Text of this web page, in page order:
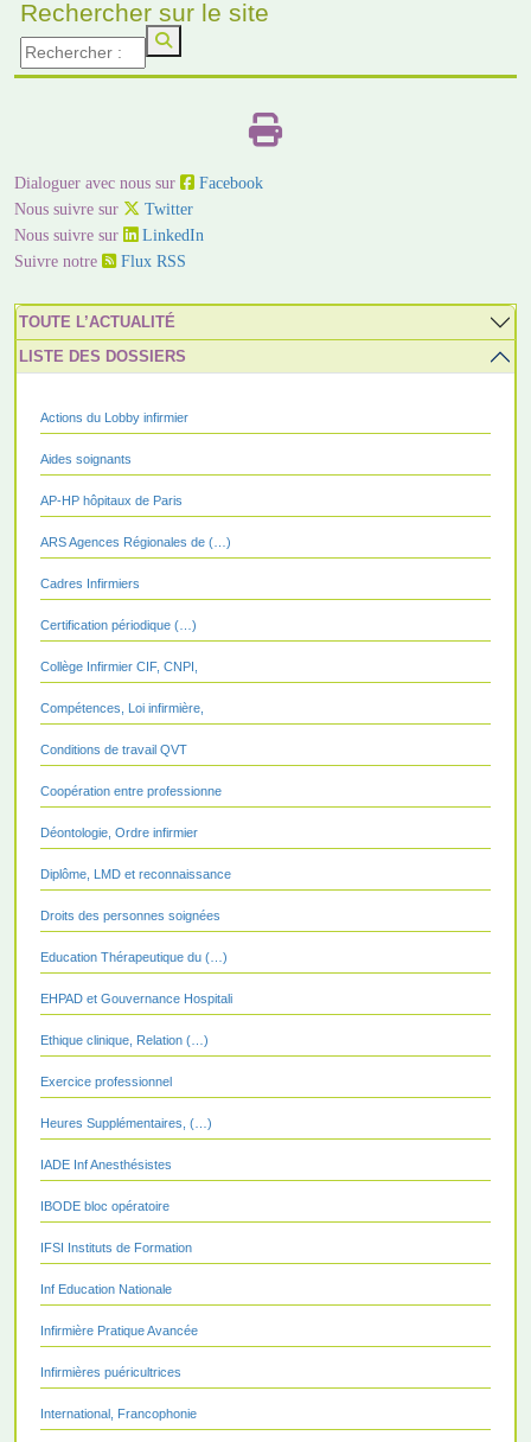
Rechercher sur le site
Dialoguer avec nous sur
Facebook
Nous suivre sur
Twitter
Nous suivre sur
LinkedIn
Suivre notre
Flux RSS
TOUTE L’ACTUALITÉ
LISTE DES DOSSIERS
Actions du Lobby infirmier
Aides soignants
AP-HP hôpitaux de Paris
ARS Agences Régionales de (…)
Cadres Infirmiers
Certification périodique (…)
Collège Infirmier CIF, CNPI,
Compétences, Loi infirmière,
Conditions de travail QVT
Coopération entre professionne
Déontologie, Ordre infirmier
Diplôme, LMD et reconnaissance
Droits des personnes soignées
Education Thérapeutique du (…)
EHPAD et Gouvernance Hospitali
Ethique clinique, Relation (…)
Exercice professionnel
Heures Supplémentaires, (…)
IADE Inf Anesthésistes
IBODE bloc opératoire
IFSI Instituts de Formation
Inf Education Nationale
Infirmière Pratique Avancée
Infirmières puéricultrices
International, Francophonie